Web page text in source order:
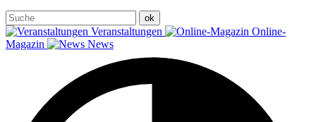
Veranstaltungen
Online-
Magazin
News